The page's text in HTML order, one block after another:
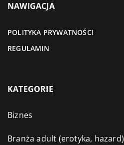
NAWIGACJA
POLITYKA PRYWATNOŚCI
REGULAMIN
KATEGORIE
Biznes
Branża adult (erotyka, hazard)